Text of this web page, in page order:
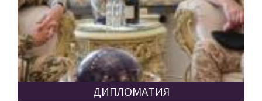
ДИПЛОМАТИЯ